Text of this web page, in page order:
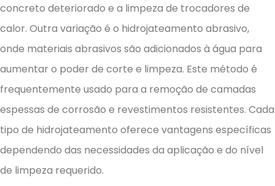
concreto deteriorado e a limpeza de trocadores de
calor. Outra variação é o hidrojateamento abrasivo,
onde materiais abrasivos são adicionados à água para
aumentar o poder de corte e limpeza. Este método é
frequentemente usado para a remoção de camadas
espessas de corrosão e revestimentos resistentes. Cada
tipo de hidrojateamento oferece vantagens específicas
dependendo das necessidades da aplicação e do nível
de limpeza requerido.